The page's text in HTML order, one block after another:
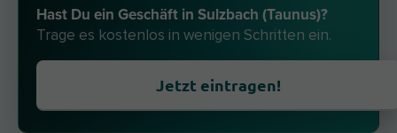
Hast Du ein Geschäft in Sulzbach (Taunus)?
Trage es kostenlos in wenigen Schritten ein.
Jetzt eintragen!